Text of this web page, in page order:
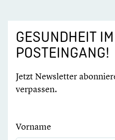
GESUNDHEIT IM
POSTEINGANG!
Jetzt Newsletter
verpassen.
Vorname